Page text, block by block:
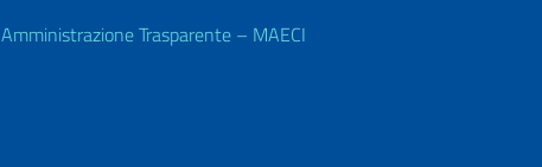
Amministrazione Trasparente – MAECI